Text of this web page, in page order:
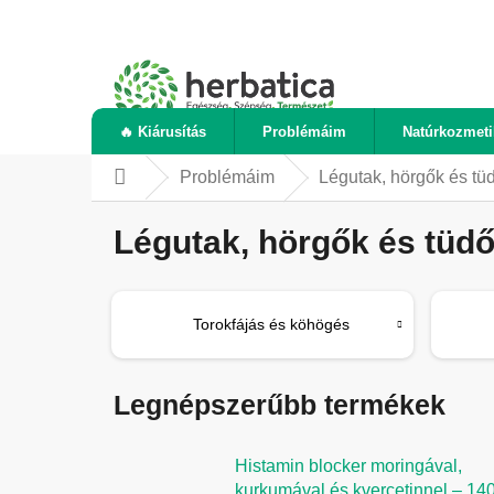
🔥 Kiárusítás Problémáim
KezdőlapProblémáim Légutak, hörgők és
Légutak, hörgők és tüdő
Torokfájás és köhögés
Legnépszerűbb termékek
Histamin blocker moringával,
kurkumával és kvercetinnel –